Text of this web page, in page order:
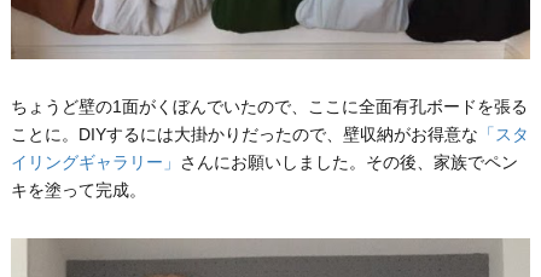
ちょうど壁の1面がくぼんでいたので、ここに全面有孔ボードを張る
ことに。DIYするには大掛かりだったので、壁収納がお得意な 「スタ
イリングギャラリー」 さんにお願いしました。その後、家族でペン
キを塗って完成。